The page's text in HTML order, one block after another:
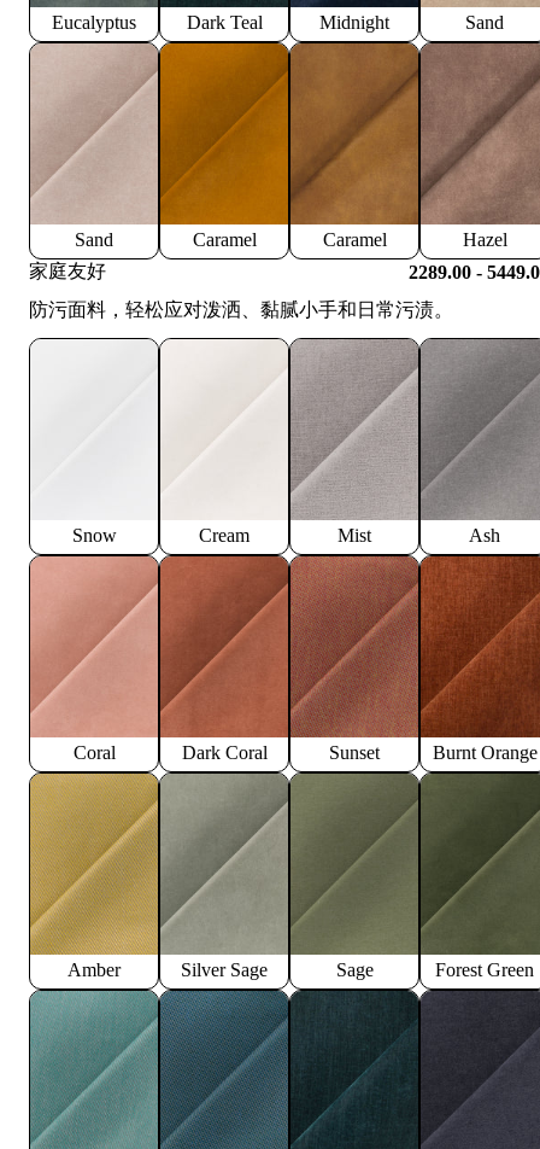
Eucalyptus Dark Teal Midnight Sand
Sand Caramel Caramel
Hazel
家庭友好
2289.00 -
防污面料，轻松应对泼洒、黏腻小手和日常污渍。
Snow Cream Mist Ash
Coral Dark Coral Sunset Burnt Orange
Amber Silver Sage Sage Forest Green